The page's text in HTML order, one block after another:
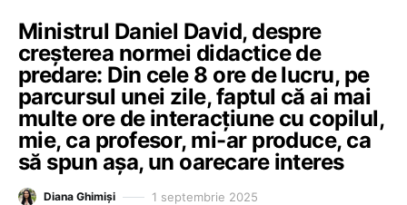
Ministrul Daniel David, despre
creșterea normei didactice de
predare: Din cele 8 ore de lucru, pe
parcursul unei zile, faptul că ai mai
multe ore de interacțiune cu copilul,
mie, ca profesor, mi-ar produce, ca
să spun așa, un oarecare interes
Diana Ghimiși 1 septembrie 2025